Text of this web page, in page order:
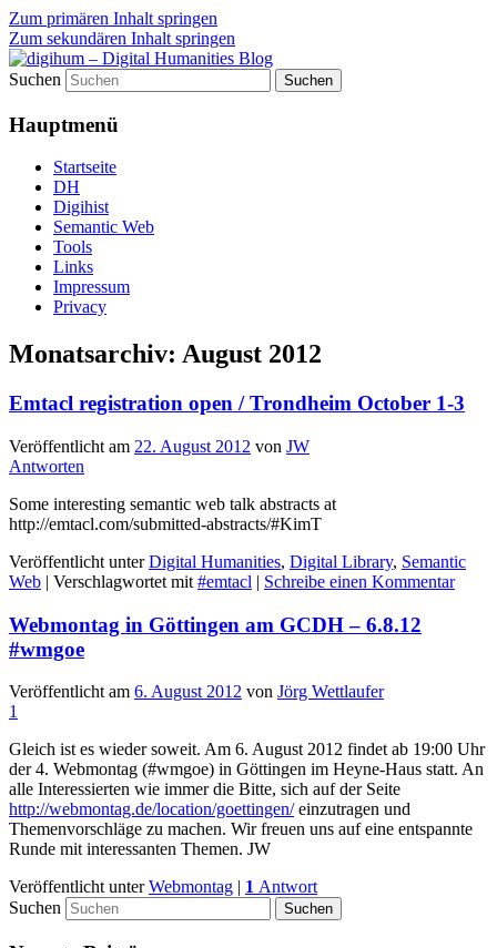
Zum primären Inhalt springen
Zum sekundären Inhalt springen
digihum – Digital Humanities
Blog
fibri (find&bring) goes digital humanities
Suchen
Hauptmenü
Startseite
DH
Digihist
Semantic Web
Tools
Links
Impressum
Privacy
Monatsarchiv: August 2012
Emtacl registration open / Trondheim October 1-3
Veröffentlicht am 22. August 2012 von JW
Antworten
Some interesting semantic web talk abstracts at
http://emtacl.com/submitted-abstracts/#KimT
Veröffentlicht unter Digital Humanities, Digital Library, Semantic
Web | Verschlagwortet mit #emtacl | Schreibe einen Kommentar
Webmontag in Göttingen am GCDH – 6.8.12
#wmgoe
Veröffentlicht am 6. August 2012 von Jörg Wettlaufer
1
Gleich ist es wieder soweit. Am 6. August 2012 findet ab 19:00 Uhr
der 4. Webmontag (#wmgoe) in Göttingen im Heyne-Haus statt. An
alle Interessierten wie immer die Bitte, sich auf der Seite
http://webmontag.de/location/goettingen/einzutragen und
Themenvorschläge zu machen. Wir freuen uns auf eine entspannte
Runde mit interessanten Themen. JW
Veröffentlicht unter Webmontag | 1 Antwort
Suchen